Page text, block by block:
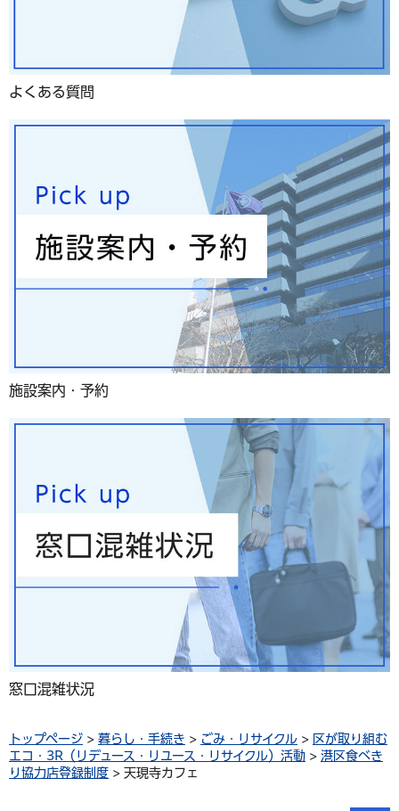
よくある質問
施設案内・予約
窓口混雑状況
トップページ > 暮らし・手続き > ごみ・リサイクル > 区が取り組む
エコ・3R（リデュース・リユース・リサイクル）活動 > 港区食べき
り協力店登録制度 > 天現寺カフェ